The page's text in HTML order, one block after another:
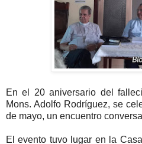
En el 20 aniversario del
Mons. Adolfo Rodríguez, se
de mayo, un encuentro
El evento tuvo lugar en la